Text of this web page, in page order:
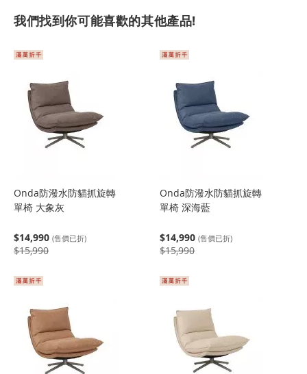
我們找到你可能喜歡的其他產品!
Onda防潑水防貓抓旋轉
單椅 大象灰
$14,990 (售價已折)
$15,990
Onda防潑水防貓抓旋轉
單椅 深海藍
$14,990 (售價已折)
$15,990